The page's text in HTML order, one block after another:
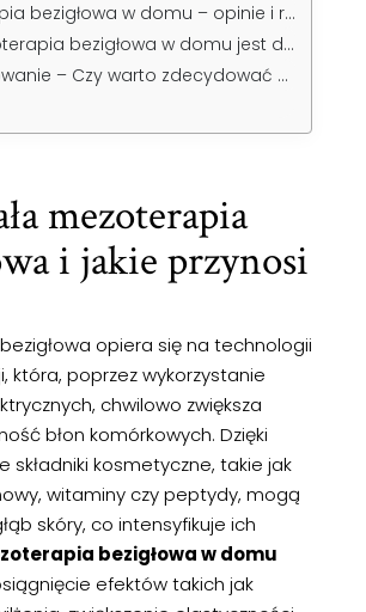
Mezoterapia bezigłowa w domu – opinie i rekomendacje ekspertów
Czy mezoterapia bezigłowa w domu jest dla każdego? Przeciwwskazania i środki ostrożności
Podsumowanie – Czy warto zdecydować się na mezoterapię bezigłową w domu?
mezoterapia
i jakie przynosi
bezigłowa opiera się na technologii
która, poprzez wykorzystanie
chwilowo zwiększa
błon komórkowych. Dzięki
składniki kosmetyczne, takie jak
witaminy czy peptydy, mogą
skóry, co intensyfikuje ich
bezigłowa w domu
efektów takich jak